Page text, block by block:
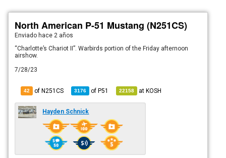
North American P-51 Mustang (N251CS)
Enviado hace 2 años
“Charlotte’s Chariot II”. Warbirds portion of the Friday afternoon
airshow.
7/28/23
42 of N251CS 3176 ofP51 22158 atKOSH
Hayden Schnick